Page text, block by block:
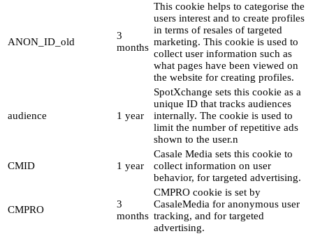
ANON_ID_old
3
months
This cookie helps to categorise the
users interest and to create profiles
in terms of resales of targeted
marketing. This cookie is used to
collect user information such as
what pages have been viewed on
the website for creating profiles.
audience 1 year
SpotXchange sets this cookie as a
unique ID that tracks audiences
internally. The cookie is used to
limit the number of repetitive ads
shown to the user.n
CMID 1 year
Casale Media sets this cookie to
collect information on user
behavior, for targeted advertising.
CMPRO
3
months
CMPRO cookie is set by
CasaleMedia for anonymous user
tracking, and for targeted
advertising.